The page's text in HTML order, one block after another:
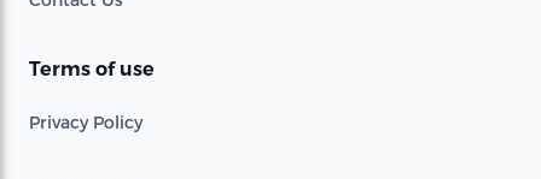
Terms of use
Privacy Policy